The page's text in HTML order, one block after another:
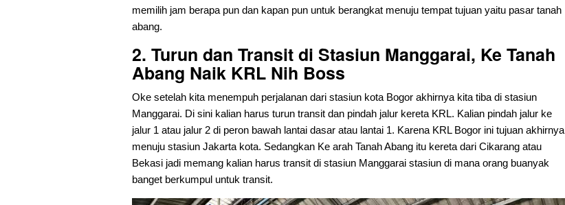
memilih jam berapa pun dan kapan pun untuk berangkat menuju tempat tujuan yaitu pasar tanah
abang.
2. Turun dan Transit di Stasiun Manggarai, Ke Tanah
Abang Naik KRL Nih Boss
Oke setelah kita menempuh perjalanan dari stasiun kota Bogor akhirnya kita tiba di stasiun
Manggarai. Di sini kalian harus turun transit dan pindah jalur kereta KRL. Kalian pindah jalur ke
jalur 1 atau jalur 2 di peron bawah lantai dasar atau lantai 1. Karena KRL Bogor ini tujuan akhirnya
menuju stasiun Jakarta kota. Sedangkan Ke arah Tanah Abang itu kereta dari Cikarang atau
Bekasi jadi memang kalian harus transit di stasiun Manggarai stasiun di mana orang buanyak
banget berkumpul untuk transit.